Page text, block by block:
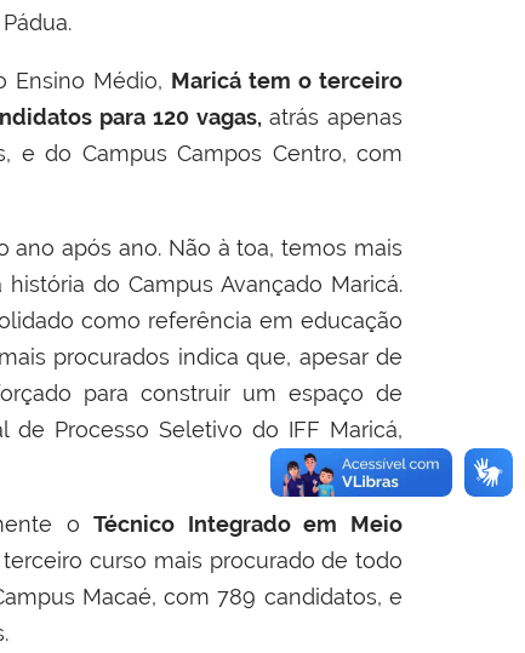
Ensino Médio, Maricá tem o terceiro
para 120 vagas,atrás apenas
e do Campus Campos Centro, com
ano após ano. Não à toa, temos mais
do Campus Avançado Maricá.
como referência em educação
procurados indica que, apesar de
para construir um espaço de
de Processo Seletivo do IFF Maricá,
oTécnico Integrado em Meio
terceiro curso mais procurado de todo
Macaé, com 789 candidatos, e